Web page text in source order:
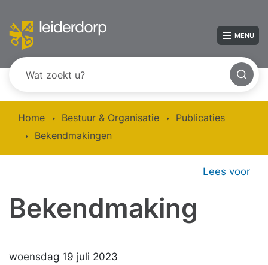
MENU
Home Bestuur & Organisatie
Publicaties
Bekendmakingen
Lees voor
Bekendmaking
woensdag 19 juli 2023